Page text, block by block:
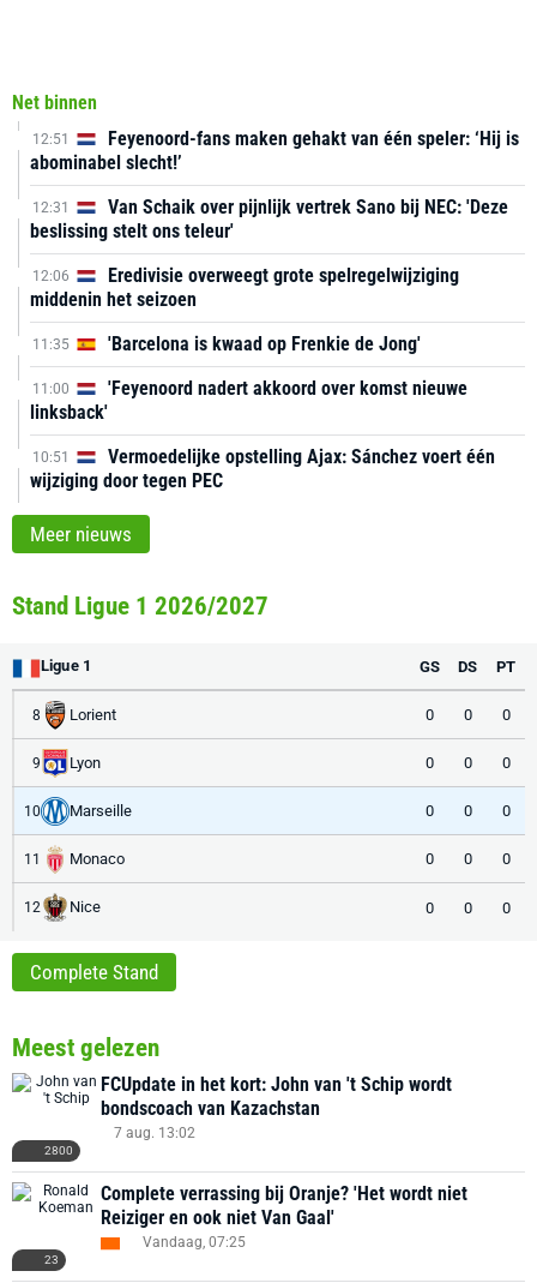
Net binnen
12:51
Feyenoord-fans maken gehakt van één speler: ‘Hij is
abominabel slecht!’
12:31
Van Schaik over pijnlijk vertrek Sano bij NEC: 'Deze
beslissing stelt ons teleur'
12:06
Eredivisie overweegt grote spelregelwijziging
middenin het seizoen
11:35 'Barcelona is kwaad op Frenkie de Jong'
11:00
'Feyenoord nadert akkoord over komst nieuwe
linksback'
10:51
Vermoedelijke opstelling Ajax: Sánchez voert één
wijziging door tegen PEC
Meer nieuws
Stand Ligue 1 2026/2027
Ligue 1 GS DS PT
8 Lorient 0 0 0
9 Lyon 0 0 0
10 Marseille 0 0 0
11 Monaco 0 0 0
12 Nice 0 0 0
Complete Stand
Meest gelezen
2800
FCUpdate in het kort: John van 't Schip wordt
bondscoach van Kazachstan
7 aug. 13:02
23
Complete verrassing bij Oranje? 'Het wordt niet
Reiziger en ook niet Van Gaal'
Vandaag, 07:25